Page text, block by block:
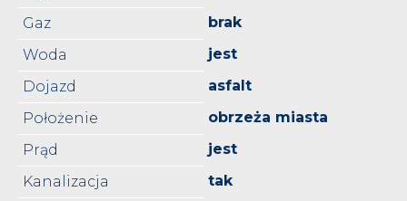
Gaz
brak
Woda
jest
Dojazd
asfalt
Położenie
obrzeża miasta
Prąd
jest
Kanalizacja
tak